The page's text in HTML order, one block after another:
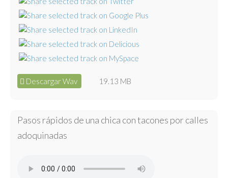
Descargar Wav 19.13 MB
Pasos rápidos de una chica con tacones por calles
adoquinadas